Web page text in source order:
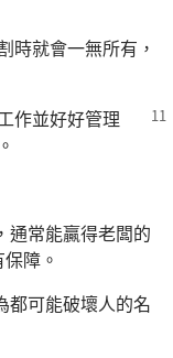
時就會一無所有，
作並好好管理
通常能贏得老闆的
障。
都可能破壞人的名